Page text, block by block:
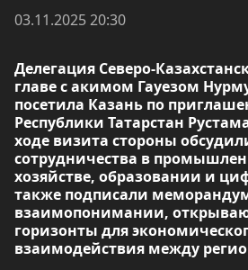
03.11.2025 20:30
Делегация Северо-
главе с акимом Гауезом
посетила Казань по
Республики Татарстан
ходе визита стороны
сотрудничества в
хозяйстве, образовании и
также подписали
взаимопонимании,
горизонты для
взаимодействия между